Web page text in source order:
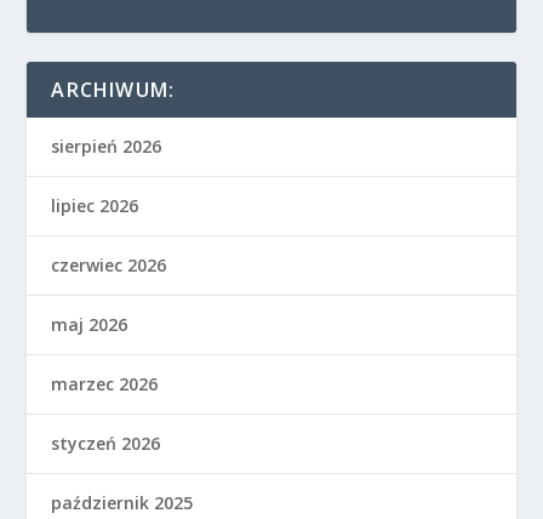
ARCHIWUM:
sierpień 2026
lipiec 2026
czerwiec 2026
maj 2026
marzec 2026
styczeń 2026
październik 2025